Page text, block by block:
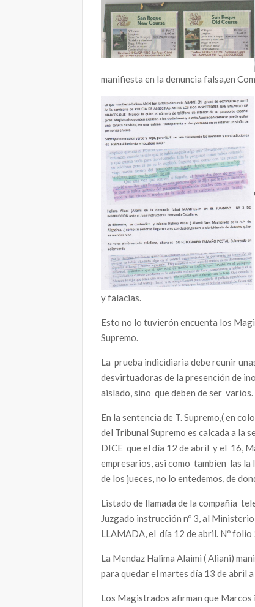
manifiesta en la denuncia falsa,en
y falacias.
Esto no lo tuvierón encuenta los
Supremo.
La prueba indicidiaria debe reunir
desvirtuadoras de la presención de
aislado, sino que deben de ser varios.
En la sentencia de T. Supremo,( en
del Tribunal Supremo es calcada a la
DICE que el día 12 de abril y el 16,
empresarios, asi como tambien las la
de los jueces, no lo entedemos, de
Listado de llamada de la compañia
Juzgado instrucción nº 3, al
LLAMADA, el día 12 de abril. Nº folio
La Mendaz Halima Alaimi ( Aliani)
para quedar el martes día 13 de abril
Los Magistrados afirman que Marcos